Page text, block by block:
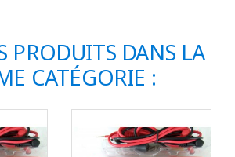
PRODUITS DANS LA
CATÉGORIE :